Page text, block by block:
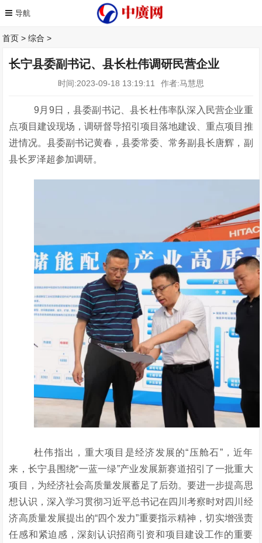
首页 >综合 >
长宁县委副书记、县长杜伟调研民营企业
时间:2023-09-18 13:19:11 作者:马慧思
9月 9 日，县委副书记、县长杜伟率队深入民营企业重
点项目建设现场，调研督导招引项目落地建设、重点项目推
进情况。县委副书记黄春，县委常委、常务副县长唐辉，副
县长罗泽超参加调研。
杜伟指出，重大项目是经济发展的“压舱石”，近年
来，长宁县围绕“一蓝一绿”产业发展新赛道招引了一批重大
项目，为经济社会高质量发展蓄足了后劲。要进一步提高思
想认识，深入学习贯彻习近平总书记在四川考察时对四川经
济高质量发展提出的“四个发力”重要指示精神，切实增强责
任感和紧迫感，深刻认识招商引资和项目建设工作的重要